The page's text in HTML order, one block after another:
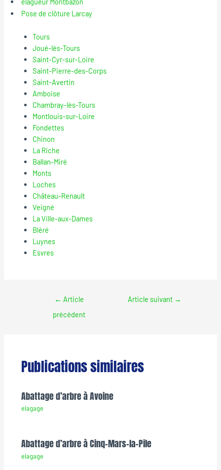
Pose de clôture Larcay
Tours
Joué-lès-Tours
Saint-Cyr-sur-Loire
Saint-Pierre-des-Corps
Saint-Avertin
Amboise
Chambray-lès-Tours
Montlouis-sur-Loire
Fondettes
Chinon
La Riche
Ballan-Miré
Monts
Loches
Château-Renault
Veigné
La Ville-aux-Dames
Bléré
Luynes
Esvres
← Article
précédent
Article suivant →
Publications similaires
Abattage d’arbre à Avoine
elagage
Abattage d’arbre à Cinq-Mars-la-Pile
elagage